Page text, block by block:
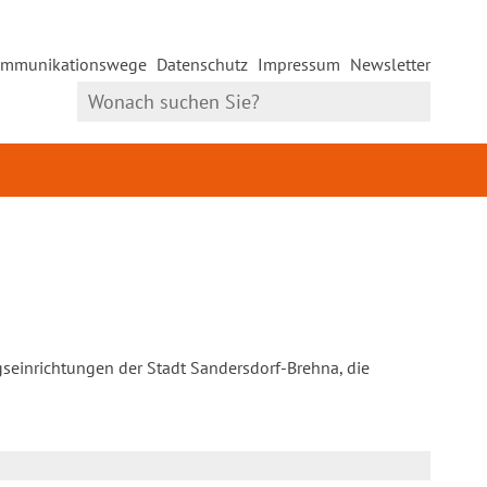
Datenschutz Impressum Newsletter
der Stadt Sandersdorf-Brehna, die